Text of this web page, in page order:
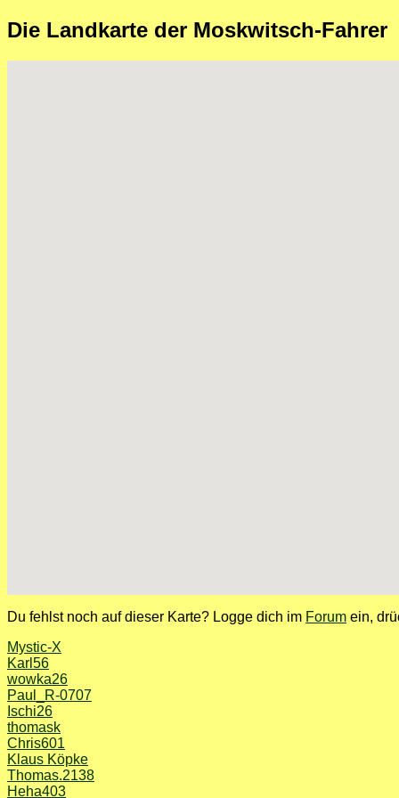
Die Landkarte der Moskwitsch-Fahrer
Du fehlst noch auf dieser Karte? Logge dich im Forum ein,
Mystic-X
Karl56
wowka26
Paul_R-0707
Ischi26
thomask
Chris601
Klaus Köpke
Thomas.2138
Heha403